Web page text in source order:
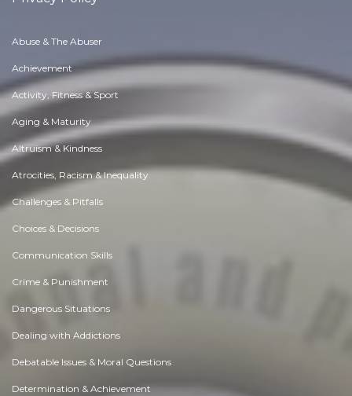
Abuse & The Abuser
Achievement
Activity, Fitness & Sport
Aging & Maturity
Altruism & Kindness
Atrocities, Racism & Inequality
Challenges & Pitfalls
Choices & Decisions
Communication Skills
Crime & Punishment
Dangerous Situations
Dealing with Addictions
Debatable Issues & Moral Questions
Determination & Achievement